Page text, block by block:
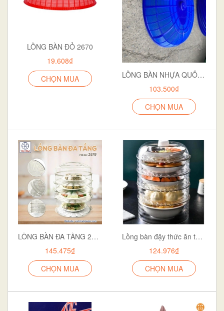
LỒNG BÀN ĐỎ 2670
19.608₫
CHỌN MUA
LỒNG BÀN NHỰA QUỐC PHÒNG
103.500₫
CHỌN MUA
LỒNG BÀN ĐA TẦNG 2676
145.475₫
CHỌN MUA
Lồng bàn đậy thức ăn thông minh nhiều tầng GS 115 Nhựa PP trong suốt - giữ nhiệt ,ngăn bụi .tiết kiệm diện tích
124.976₫
CHỌN MUA